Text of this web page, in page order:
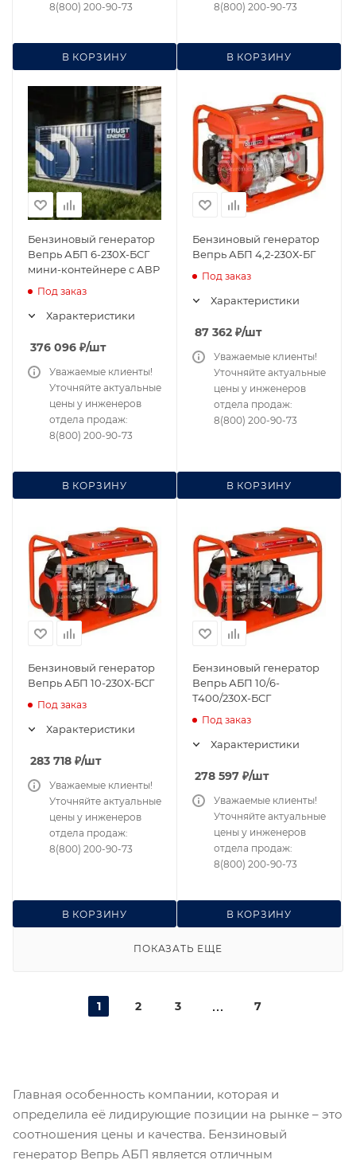
В КОРЗИНУ
8(800) 200-90-73
В КОРЗИНУ
8(800) 200-90-73
Бензиновый генератор
Вепрь АБП 6-230Х-БСГ
мини-контейнере с АВР
Под заказ
Характеристики
376 096 ₽/шт
В КОРЗИНУ
Уважаемые клиенты!
Уточняйте актуальные
цены у инженеров
отдела продаж:
8(800) 200-90-73
Бензиновый генератор
Вепрь АБП 4,2-230Х-БГ
Под заказ
Характеристики
87 362 ₽/шт
В КОРЗИНУ
Уважаемые клиенты!
Уточняйте актуальные
цены у инженеров
отдела продаж:
8(800) 200-90-73
Бензиновый генератор
Вепрь АБП 10-230Х-БСГ
Под заказ
Характеристики
283 718 ₽/шт
В КОРЗИНУ
Уважаемые клиенты!
Уточняйте актуальные
цены у инженеров
отдела продаж:
8(800) 200-90-73
Бензиновый генератор
Вепрь АБП 10/6-
Т400/230Х-БСГ
Под заказ
Характеристики
278 597 ₽/шт
В КОРЗИНУ
Уважаемые клиенты!
Уточняйте актуальные
цены у инженеров
отдела продаж:
8(800) 200-90-73
ПОКАЗАТЬ ЕЩЕ
1 2 3 7
Главная особенность компании, которая и
определила её лидирующие позиции на рынке – это
соотношения цены и качества. Бензиновый
генератор Вепрь АБП является отличным